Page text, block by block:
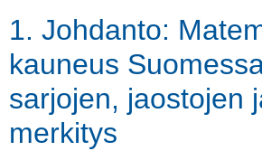
1. Johdanto:
kauneus
sarjojen, jaostojen
merkitys